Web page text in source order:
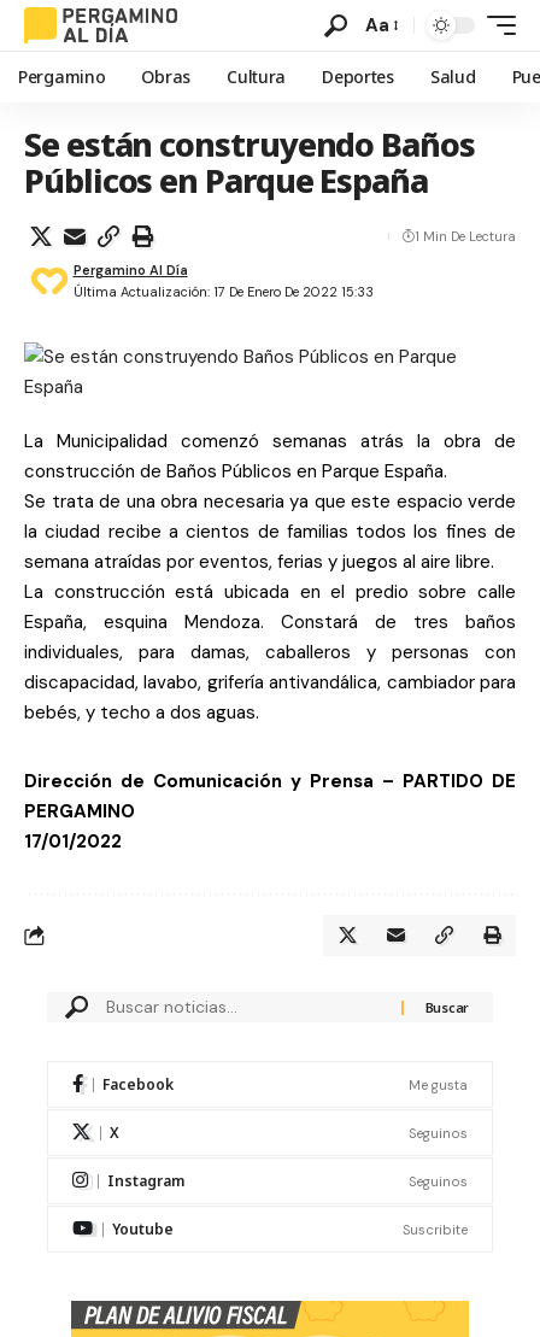
Aa
Pergamino Obras Cultura Deportes Salud
Se están construyendo Baños
Públicos en Parque España
Última Actualización: 17 De Enero De 2022 15:33
Pergamino Al Día
1 Min De Lectura
La Municipalidad comenzó semanas atrás la obra de
construcción de Baños Públicos en Parque España.
Se trata de una obra necesaria ya que este espacio verde
la ciudad recibe a cientos de familias todos los fines de
semana atraídas por eventos, ferias y juegos al aire libre.
La construcción está ubicada en el predio sobre calle
España, esquina Mendoza. Constará de tres baños
individuales, para damas, caballeros y personas con
discapacidad, lavabo, grifería antivandálica, cambiador para
bebés, y techo a dos aguas.
Dirección de Comunicación y Prensa – PARTIDO DE
PERGAMINO
17/01/2022
Facebook Me gusta
X Seguinos
Instagram Seguinos
Youtube Suscribite